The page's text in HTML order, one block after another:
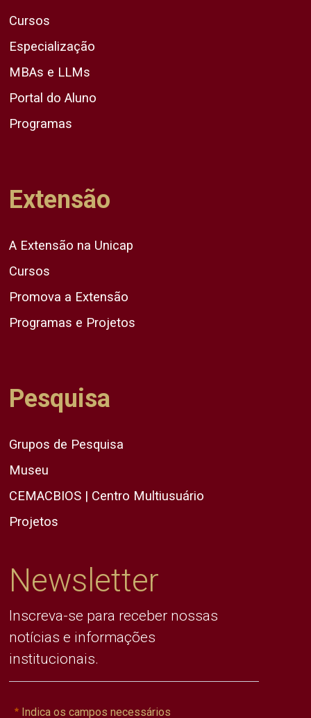
Cursos
Especialização
MBAs e LLMs
Portal do Aluno
Programas
Extensão
A Extensão na Unicap
Cursos
Promova a Extensão
Programas e Projetos
Pesquisa
Grupos de Pesquisa
Museu
CEMACBIOS | Centro Multiusuário
Projetos
Newsletter
Inscreva-se para receber nossas
notícias e informações
institucionais.
Indica os campos necessários